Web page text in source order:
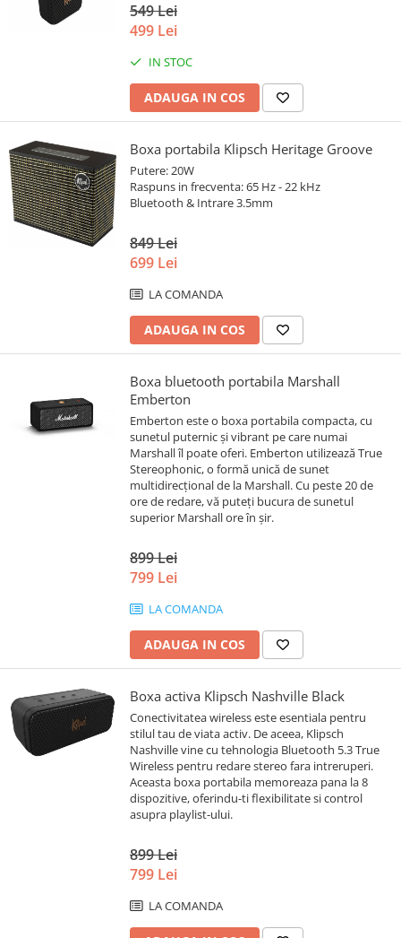
549 Lei
499 Lei
IN STOC
ADAUGA IN COS
Boxa portabila Klipsch Heritage Groove
Putere: 20W
Raspuns in frecventa: 65 Hz - 22 kHz
Bluetooth & Intrare 3.5mm
849 Lei
699 Lei
LA COMANDA
ADAUGA IN COS
Boxa bluetooth portabila Marshall
Emberton
Emberton este o boxa portabila compacta, cu
sunetul puternic și vibrant pe care numai
Marshall îl poate oferi. Emberton utilizează True
Stereophonic, o formă unică de sunet
multidirecțional de la Marshall. Cu peste 20 de
ore de redare, vă puteți bucura de sunetul
superior Marshall ore în șir.
899 Lei
799 Lei
LA COMANDA
ADAUGA IN COS
Boxa activa Klipsch Nashville Black
Conectivitatea wireless este esentiala pentru
stilul tau de viata activ. De aceea, Klipsch
Nashville vine cu tehnologia Bluetooth 5.3 True
Wireless pentru redare stereo fara intreruperi.
Aceasta boxa portabila memoreaza pana la 8
dispozitive, oferindu-ti flexibilitate si control
asupra playlist-ului.
899 Lei
799 Lei
LA COMANDA